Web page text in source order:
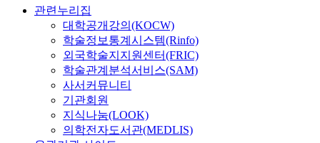
관련누리집
대학공개강의(KOCW)
학술정보통계시스템(Rinfo)
외국학술지지원센터(FRIC)
학술관계분석서비스(SAM)
사서커뮤니티
기관회원
지식나눔(LOOK)
의학전자도서관(MEDLIS)